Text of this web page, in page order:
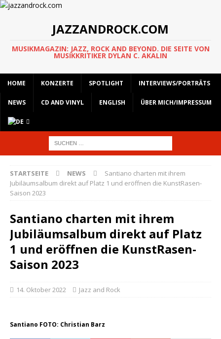
JAZZANDROCK.COM
MUSIKMAGAZIN: JAZZ, ROCK AND BEYOND. DIE SEITE VON
MUSIKKRITIKER DYLAN C. AKALIN
HOME KONZERTE SPOTLIGHT INTERVIEWS/PORTRÄTS
NEWS CD AND VINYL ENGLISH ÜBER MICH/IMPRESSUM
STARTSEITE NEWS
Santiano charten mit ihrem
Jubiläumsalbum direkt auf Platz 1 und eröffnen die KunstRasen-
Saison 2023
Santiano charten mit ihrem
Jubiläumsalbum direkt auf Platz
1 und eröffnen die KunstRasen-
Saison 2023
14. Oktober 2022 Jazz and Rock
Santiano FOTO: Christian Barz